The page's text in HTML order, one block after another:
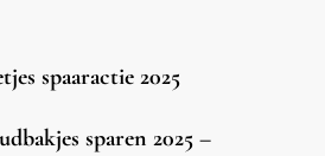
spaaractie 2025
sparen 2025 –